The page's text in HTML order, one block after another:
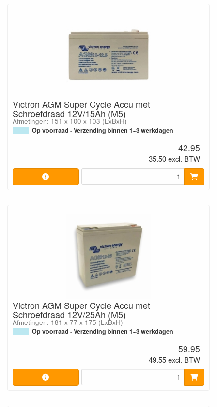
13.2 - 13.5
Victron AGM Super Cycle Accu met
Schroefdraad 12V/15Ah (M5)
Afmetingen: 151 x 100 x 103 (LxBxH)
Op voorraad - Verzending binnen 1~3 werkdagen
42.95
35.50 excl. BTW
Victron AGM Super Cycle Accu met
Schroefdraad 12V/25Ah (M5)
Afmetingen: 181 x 77 x 175 (LxBxH)
Op voorraad - Verzending binnen 1~3 werkdagen
59.95
49.55 excl. BTW